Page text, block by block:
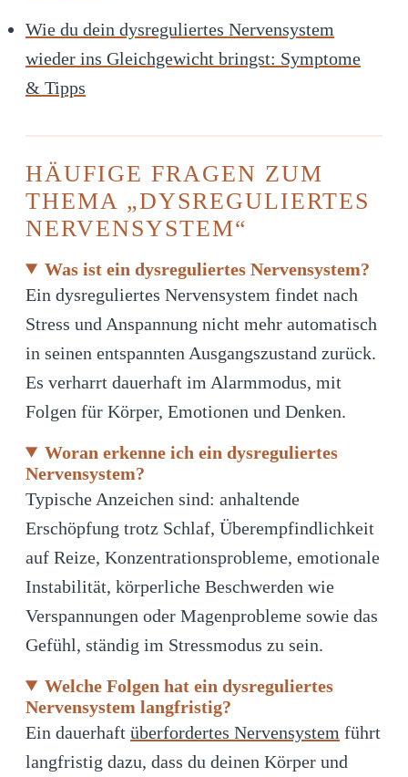
Wie du dein dysreguliertes Nervensystem
wieder ins Gleichgewicht bringst: Symptome
& Tipps
HÄUFIGE FRAGEN ZUM
THEMA „DYSREGULIERTES
NERVENSYSTEM“
Was ist ein dysreguliertes Nervensystem?
Ein dysreguliertes Nervensystem findet nach
Stress und Anspannung nicht mehr automatisch
in seinen entspannten Ausgangszustand zurück.
Es verharrt dauerhaft im Alarmmodus, mit
Folgen für Körper, Emotionen und Denken.
Woran erkenne ich ein dysreguliertes
Nervensystem?
Typische Anzeichen sind: anhaltende
Erschöpfung trotz Schlaf, Überempfindlichkeit
auf Reize, Konzentrationsprobleme, emotionale
Instabilität, körperliche Beschwerden wie
Verspannungen oder Magenprobleme sowie das
Gefühl, ständig im Stressmodus zu sein.
Welche Folgen hat ein dysreguliertes
Nervensystem langfristig?
Ein dauerhaft überfordertes Nervensystem führt
langfristig dazu, dass du deinen Körper und